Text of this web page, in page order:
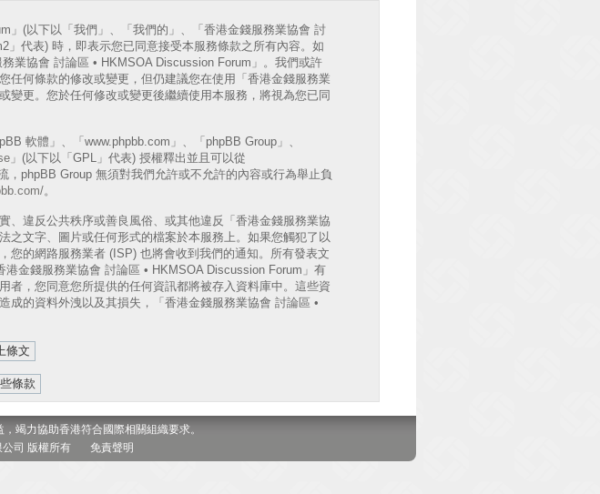
」(以下以「我們」、「我們的」、「香港金錢服務業協會 討
代表) 時，即表示您已同意接受本服務條款之所有內容。如
業協會 討論區 • HKMSOA Discussion Forum」。我們或許
任何條款的修改或變更，但仍建議您在使用「香港金錢服務業
變更。您於任何修改或變更後繼續使用本服務，將視為您已同
軟體」、「www.phpbb.com」、「phpBB Group」、
」(以下以「GPL」代表) 授權釋出並且可以從
phpBB Group 無須對我們允許或不允許的內容或行為舉止負
。
、違反公共秩序或善良風俗、或其他違反「香港金錢服務業協
之文字、圖片或任何形式的檔案於本服務上。如果您觸犯了以
您的網路服務業者 (ISP) 也將會收到我們的通知。所有發表文
金錢服務業協會 討論區 • HKMSOA Discussion Forum」有
者，您同意您所提供的任何資訊都將被存入資料庫中。這些資
成的資料外洩以及其損失，「香港金錢服務業協會 討論區 •
竭力協助香港符合國際相關組織要求。
公司 版權所有 免責聲明